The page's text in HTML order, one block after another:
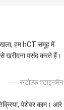
हम hCT समूह में
खरीदना पसंद करते हैं।
—— रुडोल्फ श्टाइनमैन
पेशेवर काम। आरे